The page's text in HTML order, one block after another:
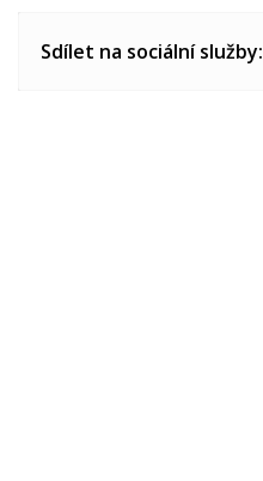
Sdílet na sociální služby: